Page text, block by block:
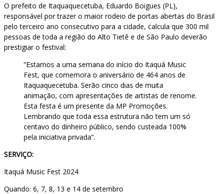
O prefeito de Itaquaquecetuba, Eduardo Boigues (PL),
responsável por trazer o maior rodeio de portas abertas do Brasil
pelo terceiro ano consecutivo para a cidade, calcula que 300 mil
pessoas de toda a região do Alto Tietê e de São Paulo deverão
prestigiar o festival:
“Estamos a uma semana do início do Itaquá Music
Fest, que comemora o aniversário de 464 anos de
Itaquaquecetuba. Serão cinco dias de muita
animação, com apresentações de artistas de renome.
Esta festa é um presente da MP Promoções.
Lembrando que toda essa estrutura não tem um só
centavo do dinheiro público, sendo custeada 100%
pela iniciativa privada”.
SERVIÇO:
Itaquá Music Fest 2024
Quando: 6, 7, 8, 13 e 14 de setembro